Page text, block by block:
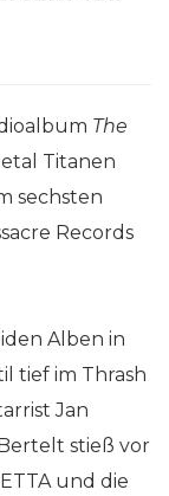
The
Titanen
sechsten
Records
Alben in
tief im Thrash
Jan
stieß vor
und die